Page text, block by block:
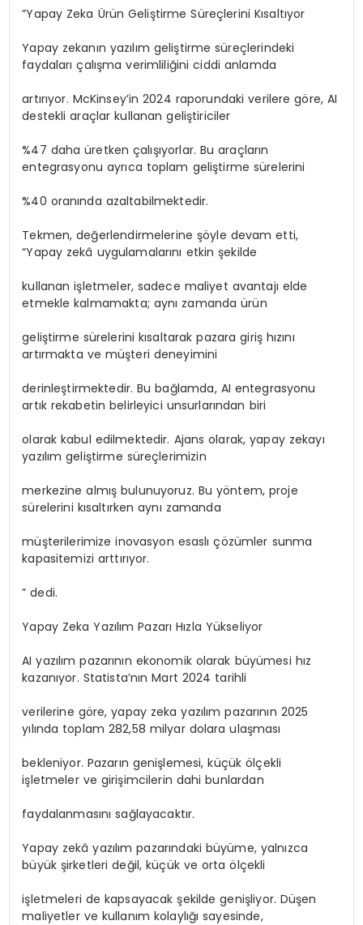
”Yapay Zeka Ürün Geliştirme Süreçlerini Kısaltıyor
Yapay zekanın yazılım geliştirme süreçlerindeki
faydaları çalışma verimliliğini ciddi anlamda
artırıyor. McKinsey’in 2024 raporundaki verilere göre, AI
destekli araçlar kullanan geliştiriciler
%47 daha üretken çalışıyorlar. Bu araçların
entegrasyonu ayrıca toplam geliştirme sürelerini
%40 oranında azaltabilmektedir.
Tekmen, değerlendirmelerine şöyle devam etti,
“Yapay zekâ uygulamalarını etkin şekilde
kullanan işletmeler, sadece maliyet avantajı elde
etmekle kalmamakta; aynı zamanda ürün
geliştirme sürelerini kısaltarak pazara giriş hızını
artırmakta ve müşteri deneyimini
derinleştirmektedir. Bu bağlamda, AI entegrasyonu
artık rekabetin belirleyici unsurlarından biri
olarak kabul edilmektedir. Ajans olarak, yapay zekayı
yazılım geliştirme süreçlerimizin
merkezine almış bulunuyoruz. Bu yöntem, proje
sürelerini kısaltırken aynı zamanda
müşterilerimize inovasyon esaslı çözümler sunma
kapasitemizi arttırıyor.
” dedi.
Yapay Zeka Yazılım Pazarı Hızla Yükseliyor
AI yazılım pazarının ekonomik olarak büyümesi hız
kazanıyor. Statista’nın Mart 2024 tarihli
verilerine göre, yapay zeka yazılım pazarının 2025
yılında toplam 282,58 milyar dolara ulaşması
bekleniyor. Pazarın genişlemesi, küçük ölçekli
işletmeler ve girişimcilerin dahi bunlardan
faydalanmasını sağlayacaktır.
Yapay zekâ yazılım pazarındaki büyüme, yalnızca
büyük şirketleri değil, küçük ve orta ölçekli
işletmeleri de kapsayacak şekilde genişliyor. Düşen
maliyetler ve kullanım kolaylığı sayesinde,